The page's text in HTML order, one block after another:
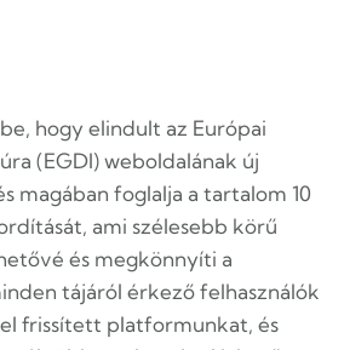
hogy elindult az Európai
(EGDI) weboldalának új
magában foglalja a tartalom 10
ami szélesebb körű
és megkönnyíti a
tájáról érkező felhasználók
frissített platformunkat, és